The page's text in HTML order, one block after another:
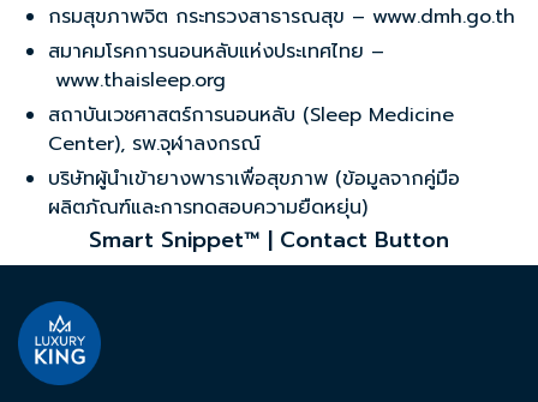
กรมสุขภาพจิต กระทรวงสาธารณสุข – www.dmh.go.th
สมาคมโรคการนอนหลับแห่งประเทศไทย –
www.thaisleep.org
สถาบันเวชศาสตร์การนอนหลับ (Sleep Medicine
Center), รพ.จุฬาลงกรณ์
บริษัทผู้นำเข้ายางพาราเพื่อสุขภาพ (ข้อมูลจากคู่มือ
ผลิตภัณฑ์และการทดสอบความยืดหยุ่น)
Smart Snippet™ | Contact Button